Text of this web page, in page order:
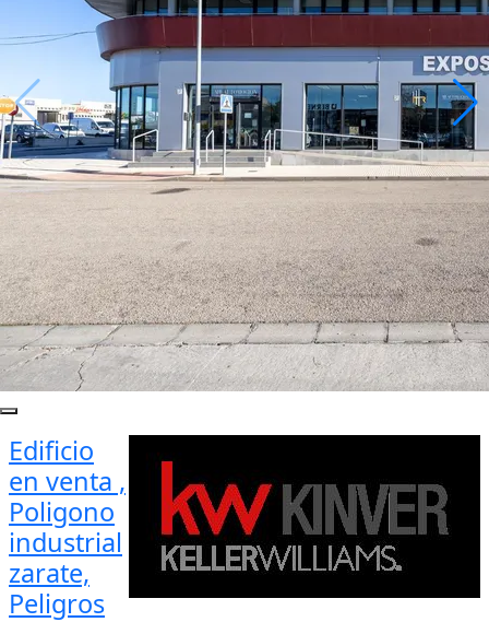
Edificio
en venta ,
Poligono
industrial
zarate,
Peligros